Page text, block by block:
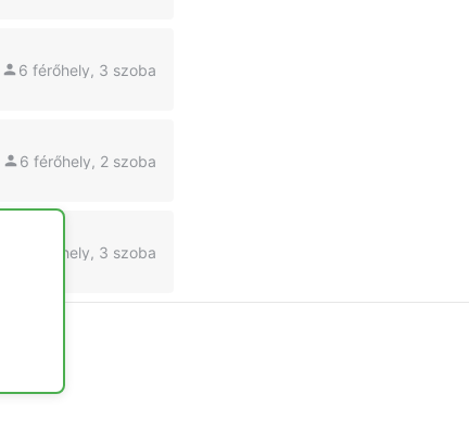
6 férőhely, 3 szoba
6 férőhely, 2 szoba
8 férőhely, 3 szoba